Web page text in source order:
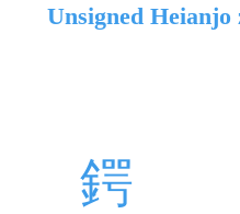
Unsigned Heianjo
鍔